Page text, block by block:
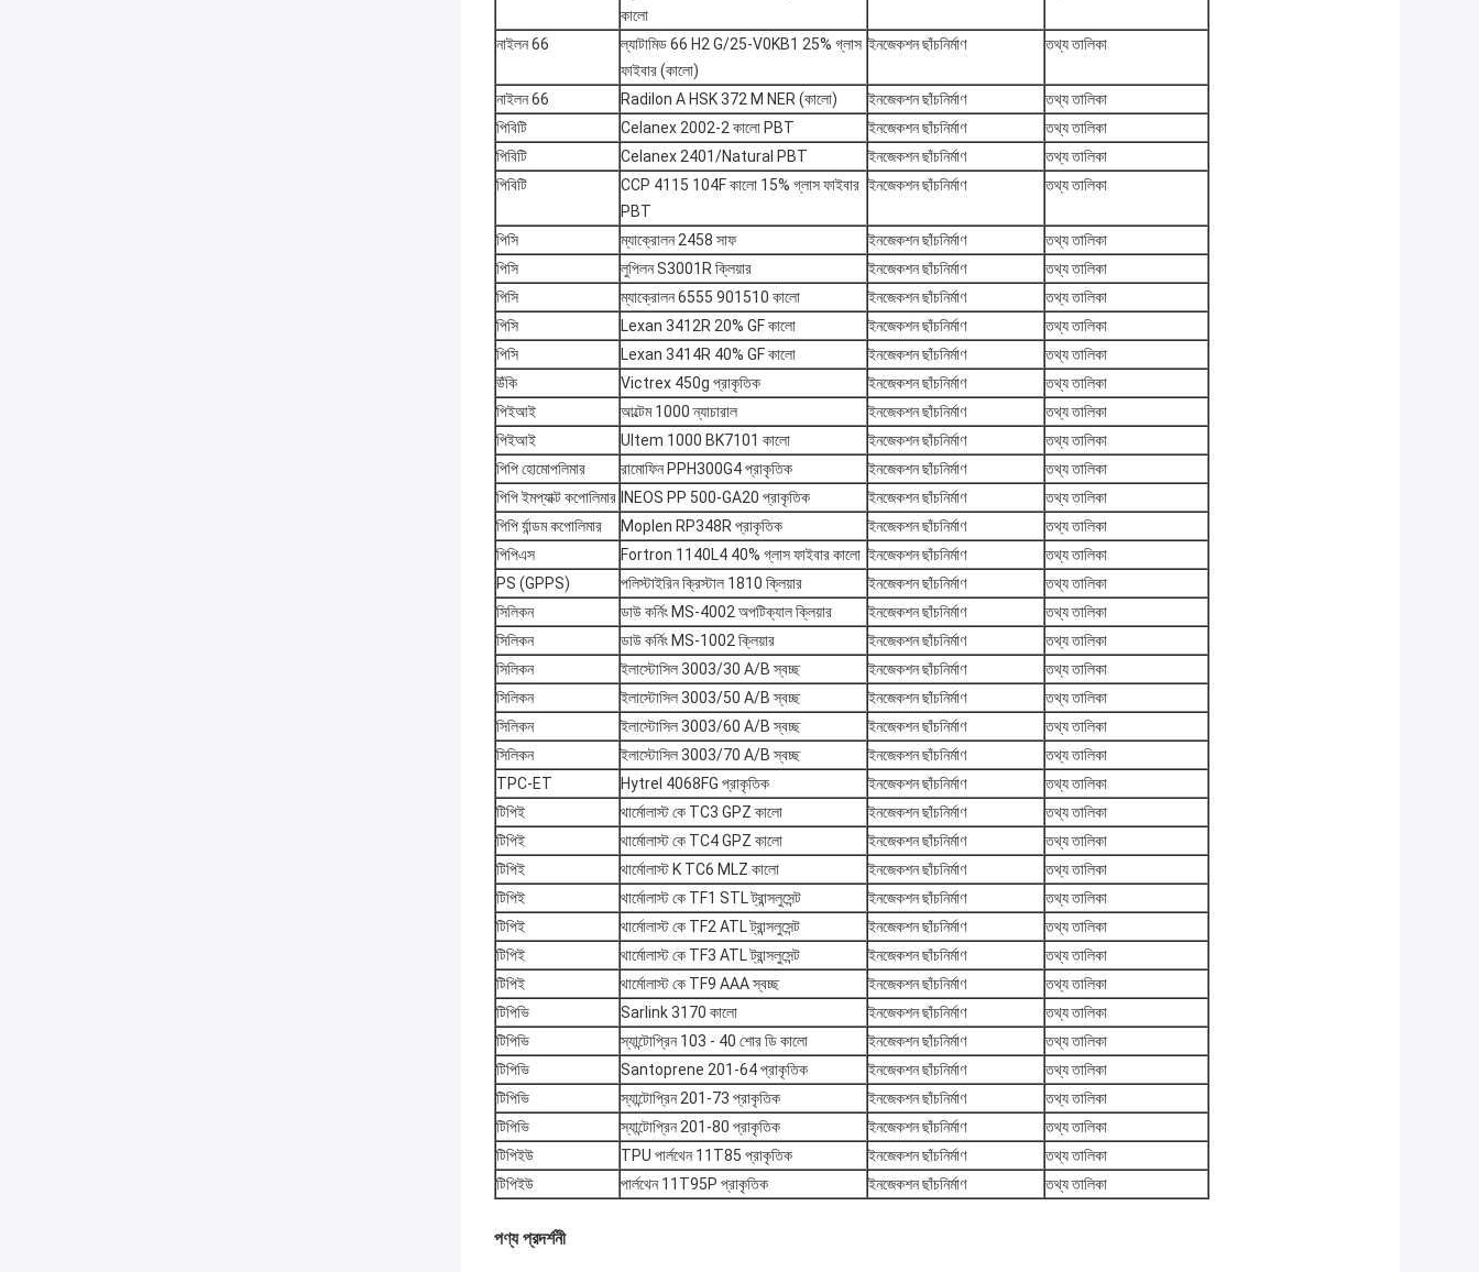
কালো
নাইলন 66
ল্যাটামিড 66 H2 G/25-V0KB1 25% গ্লাস
ফাইবার (কালো)
ইনজেকশন ছাঁচনির্মাণ তথ্য তালিকা
নাইলন 66 Radilon A HSK 372 M NER (কালো) ইনজেকশন ছাঁচনির্মাণ
তথ্য তালিকা
পিবিটি
Celanex 2002-2 কালো PBT ইনজেকশন ছাঁচনির্মাণ
তথ্য তালিকা
পিবিটি
Celanex 2401/Natural PBT ইনজেকশন ছাঁচনির্মাণ
তথ্য তালিকা
পিবিটি
CCP 4115 104F কালো 15% গ্লাস ফাইবার
PBT
ইনজেকশন ছাঁচনির্মাণ তথ্য তালিকা
পিসি ম্যাক্রোলন 2458 সাফ ইনজেকশন ছাঁচনির্মাণ
তথ্য তালিকা
পিসি
লুপিলন S3001R ক্লিয়ার ইনজেকশন ছাঁচনির্মাণ
তথ্য তালিকা
পিসি
ম্যাক্রোলন 6555 901510 কালো ইনজেকশন ছাঁচনির্মাণ
তথ্য তালিকা
পিসি
Lexan 3412R 20% GF কালো ইনজেকশন ছাঁচনির্মাণ
তথ্য তালিকা
পিসি
Lexan 3414R 40% GF কালো ইনজেকশন ছাঁচনির্মাণ
তথ্য তালিকা
উঁকি
Victrex 450g প্রাকৃতিক ইনজেকশন ছাঁচনির্মাণ
তথ্য তালিকা
পিইআই
আল্টেম 1000 ন্যাচারাল ইনজেকশন ছাঁচনির্মাণ
তথ্য তালিকা
পিইআই
Ultem 1000 BK7101 কালো ইনজেকশন ছাঁচনির্মাণ
তথ্য তালিকা
পিপি হোমোপলিমার
রামোফিন PPH300G4 প্রাকৃতিক ইনজেকশন ছাঁচনির্মাণ
তথ্য তালিকা
পিপি ইমপ্যাক্ট কপোলিমার INEOS PP 500-GA20 প্রাকৃতিক ইনজেকশন ছাঁচনির্মাণ
তথ্য তালিকা
পিপি র্যান্ডম কপোলিমার
Moplen RP348R প্রাকৃতিক ইনজেকশন ছাঁচনির্মাণ
তথ্য তালিকা
পিপিএস
Fortron 1140L4 40% গ্লাস ফাইবার কালো ইনজেকশন ছাঁচনির্মাণ
তথ্য তালিকা
PS (GPPS)
পলিস্টাইরিন ক্রিস্টাল 1810 ক্লিয়ার ইনজেকশন ছাঁচনির্মাণ
তথ্য তালিকা
সিলিকন
ডাউ কর্নিং MS-4002 অপটিক্যাল ক্লিয়ার ইনজেকশন ছাঁচনির্মাণ
তথ্য তালিকা
সিলিকন
ডাউ কর্নিং MS-1002 ক্লিয়ার ইনজেকশন ছাঁচনির্মাণ
তথ্য তালিকা
সিলিকন
ইলাস্টোসিল 3003/30 A/B স্বচ্ছ ইনজেকশন ছাঁচনির্মাণ
তথ্য তালিকা
সিলিকন
ইলাস্টোসিল 3003/50 A/B স্বচ্ছ ইনজেকশন ছাঁচনির্মাণ
তথ্য তালিকা
সিলিকন
ইলাস্টোসিল 3003/60 A/B স্বচ্ছ ইনজেকশন ছাঁচনির্মাণ
তথ্য তালিকা
সিলিকন
ইলাস্টোসিল 3003/70 A/B স্বচ্ছ ইনজেকশন ছাঁচনির্মাণ
তথ্য তালিকা
TPC-ET
Hytrel 4068FG প্রাকৃতিক ইনজেকশন ছাঁচনির্মাণ
তথ্য তালিকা
টিপিই
থার্মোলাস্ট কে TC3 GPZ কালো ইনজেকশন ছাঁচনির্মাণ
তথ্য তালিকা
টিপিই
থার্মোলাস্ট কে TC4 GPZ কালো ইনজেকশন ছাঁচনির্মাণ
তথ্য তালিকা
টিপিই
থার্মোলাস্ট K TC6 MLZ কালো ইনজেকশন ছাঁচনির্মাণ
তথ্য তালিকা
টিপিই
থার্মোলাস্ট কে TF1 STL ট্রান্সলুসেন্ট ইনজেকশন ছাঁচনির্মাণ
তথ্য তালিকা
টিপিই
থার্মোলাস্ট কে TF2 ATL ট্রান্সলুসেন্ট ইনজেকশন ছাঁচনির্মাণ
তথ্য তালিকা
টিপিই
থার্মোলাস্ট কে TF3 ATL ট্রান্সলুসেন্ট ইনজেকশন ছাঁচনির্মাণ
তথ্য তালিকা
টিপিই
থার্মোলাস্ট কে TF9 AAA স্বচ্ছ ইনজেকশন ছাঁচনির্মাণ
তথ্য তালিকা
টিপিভি
Sarlink 3170 কালো ইনজেকশন ছাঁচনির্মাণ
তথ্য তালিকা
টিপিভি
স্যান্টোপ্রিন 103 - 40 শোর ডি কালো ইনজেকশন ছাঁচনির্মাণ
তথ্য তালিকা
টিপিভি
Santoprene 201-64 প্রাকৃতিক ইনজেকশন ছাঁচনির্মাণ
তথ্য তালিকা
টিপিভি
স্যান্টোপ্রিন 201-73 প্রাকৃতিক ইনজেকশন ছাঁচনির্মাণ
তথ্য তালিকা
টিপিভি
স্যান্টোপ্রিন 201-80 প্রাকৃতিক ইনজেকশন ছাঁচনির্মাণ
তথ্য তালিকা
টিপিইউ
TPU পার্লথেন 11T85 প্রাকৃতিক ইনজেকশন ছাঁচনির্মাণ
তথ্য তালিকা
টিপিইউ
পার্লথেন 11T95P প্রাকৃতিক ইনজেকশন ছাঁচনির্মাণ তথ্য তালিকা
পণ্য প্রদর্শনী